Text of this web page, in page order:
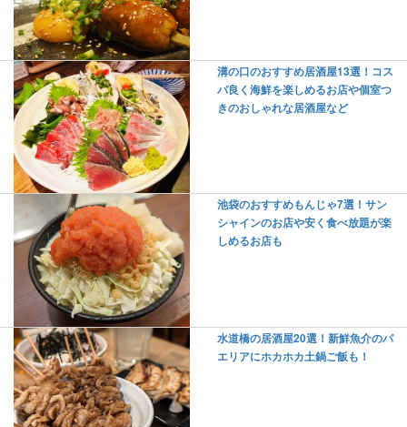
溝の口のおすすめ居酒屋13選！コス
パ良く海鮮を楽しめるお店や個室つ
きのおしゃれな居酒屋など
池袋のおすすめもんじゃ7選！サン
シャインのお店や安く食べ放題が楽
しめるお店も
水道橋の居酒屋20選！新鮮魚介のパ
エリアにホカホカ土鍋ご飯も！